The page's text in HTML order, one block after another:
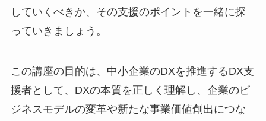
していくべきか、その支援のポイントを一緒に探
っていきましょう。
この講座の目的は、中小企業のDXを推進するDX支
援者として、DXの本質を正しく理解し、企業のビ
ジネスモデルの変革や新たな事業価値創出につな